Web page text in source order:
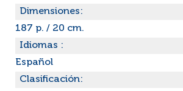
Dimensiones:
187 p. / 20 cm.
Idiomas :
Español
Clasificación: